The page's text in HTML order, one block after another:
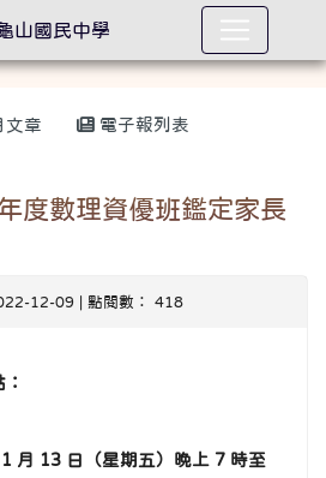
文章 電子報列表
度數理資優班鑑定家長
12-09 | 點閱數： 418
月 13 日（星期五）晚上 7 時至
山國民中學